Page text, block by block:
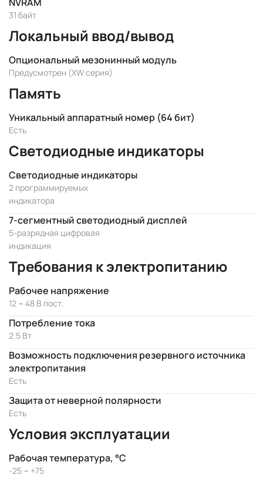
31 байт
Локальный ввод/вывод
Опциональный мезонинный модуль
Предусмотрен (XW серия)
Память
Уникальный аппаратный номер (64 бит)
Есть
Светодиодные индикаторы
Светодиодные индикаторы
2 программируемых
индикатора
7-сегментный светодиодный дисплей
5-разрядная цифровая
индикация
Требования к электропитанию
Рабочее напряжение
12 ~ 48 В пост.
Потребление тока
2.5 Вт
Возможность подключения резервного источника
электропитания
Есть
Защита от неверной полярности
Есть
Условия эксплуатации
Рабочая температура, °C
-25 ~ +75